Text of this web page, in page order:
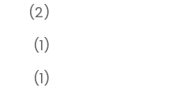
(2)
(1)
(1)